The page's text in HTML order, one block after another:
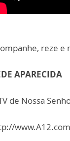
reze e
APARECIDA
de Nossa